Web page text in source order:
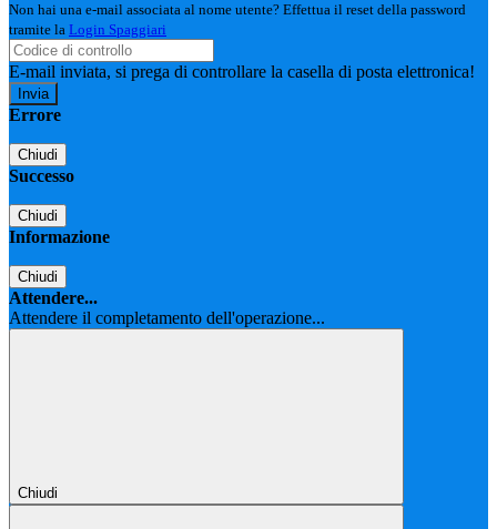
Non hai una e-mail associata al nome utente? Effettua il reset della password
tramite la Login Spaggiari
E-mail inviata, si prega di controllare la casella di posta elettronica!
Errore
Chiudi
Successo
Chiudi
Informazione
Chiudi
Attendere...
Attendere il completamento dell'operazione...
Chiudi